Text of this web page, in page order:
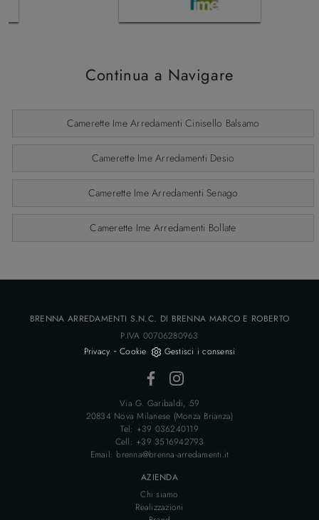
Continua a Navigare
Camerette Ime Arredamenti Cinisello Balsamo
Camerette Ime Arredamenti Desio
Camerette Ime Arredamenti Senago
Camerette Ime Arredamenti Bollate
BRENNA ARREDAMENTI S.N.C. DI BRENNA MARCO E ROBERTO
P.IVA 00706280963
Privacy -Cookie Gestisci i consensi
Via G. Garibaldi, 59
20834 Nova Milanese (Monza Brianza)
Tel: +39 036240119
Cell: +39 3516942793
Email: brenna@brenna-arredamenti.it
AZIENDA
Chi siamo
Realizzazioni